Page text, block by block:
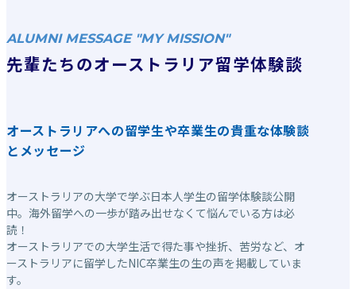
ALUMNI MESSAGE "MY MISSION"
先輩たちのオーストラリア留学体験談
オーストラリアへの留学生や卒業生の貴重な体験談
とメッセージ
オーストラリアの大学で学ぶ日本人学生の留学体験談公開
中。海外留学への一歩が踏み出せなくて悩んでいる方は必
読！
オーストラリアでの大学生活で得た事や挫折、苦労など、オ
ーストラリアに留学したNIC卒業生の生の声を掲載していま
す。